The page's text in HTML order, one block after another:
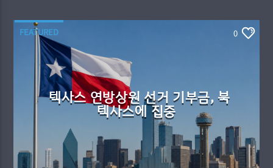
FEATURED 0
텍사스 연방상원 선거 기부금, 북
텍사스에 집중